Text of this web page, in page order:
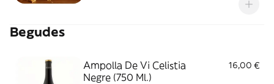
Begudes
Ampolla De Vi Celistia
Negre (750 Ml.)
16,00 €